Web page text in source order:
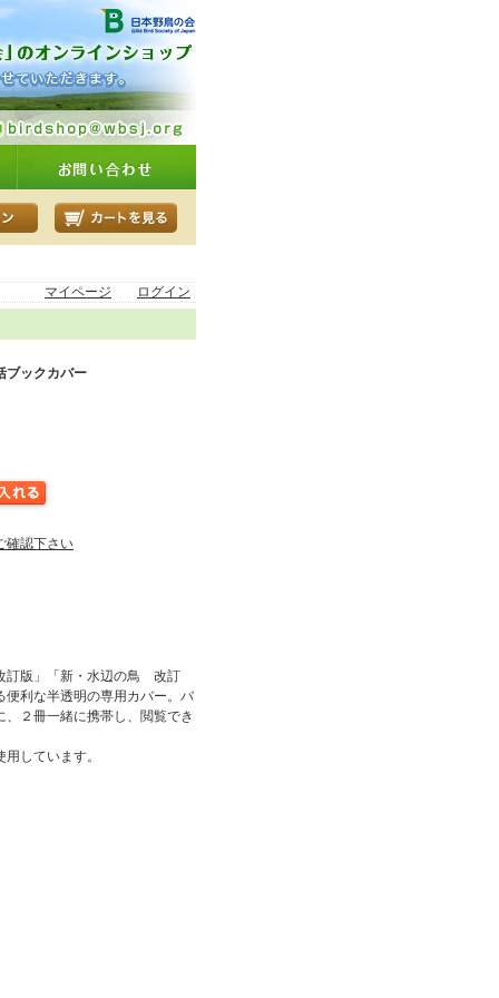
マイページ
ログイン
ブックカバー
確認下さい
訂版」「新・水辺の鳥 改訂
便利な半透明の専用カバー。バ
２冊一緒に携帯し、閲覧でき
しています。